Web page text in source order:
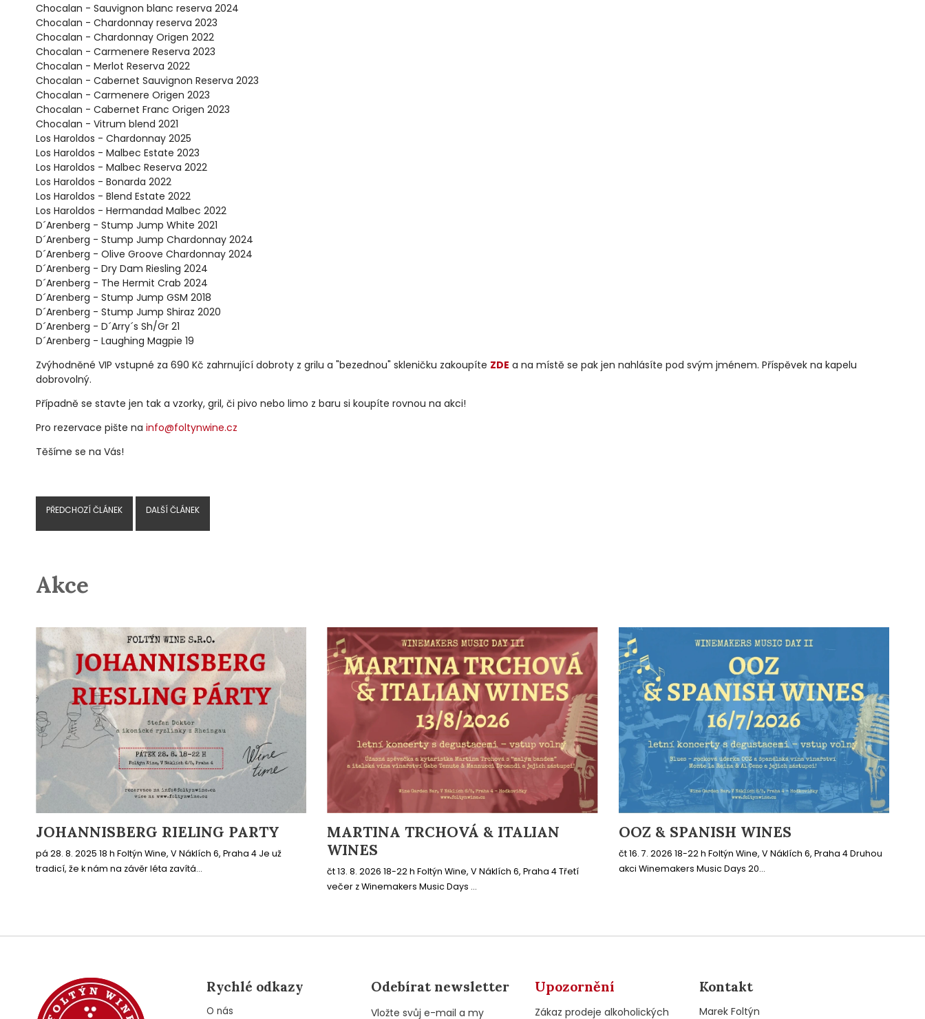
Chocalan - Sauvignon blanc reserva 2024
Chocalan - Chardonnay reserva 2023
Chocalan - Chardonnay Origen 2022
Chocalan - Carmenere Reserva 2023
Chocalan - Merlot Reserva 2022
Chocalan - Cabernet Sauvignon Reserva 2023
Chocalan - Carmenere Origen 2023
Chocalan - Cabernet Franc Origen 2023
Chocalan - Vitrum blend 2021
Los Haroldos - Chardonnay 2025
Los Haroldos - Malbec Estate 2023
Los Haroldos - Malbec Reserva 2022
Los Haroldos - Bonarda 2022
Los Haroldos - Blend Estate 2022
Los Haroldos - Hermandad Malbec 2022
D´Arenberg - Stump Jump White 2021
D´Arenberg - Stump Jump Chardonnay 2024
D´Arenberg - Olive Groove Chardonnay 2024
D´Arenberg - Dry Dam Riesling 2024
D´Arenberg - The Hermit Crab 2024
D´Arenberg - Stump Jump GSM 2018
D´Arenberg - Stump Jump Shiraz 2020
D´Arenberg - D´Arry´s Sh/Gr 21
D´Arenberg - Laughing Magpie 19
Zvýhodněné VIP vstupné za 690 Kč zahrnující dobroty z grilu a "bezednou" skleničku zakoupíte ZDE a na místě se pak jen nahlásíte pod svým jménem. Příspěvek na kapelu
dobrovolný.
Případně se stavte jen tak a vzorky, gril, či pivo nebo limo z baru si koupíte rovnou na akci!
Pro rezervace pište na info@foltynwine.cz
Těšíme se na Vás!
PŘEDCHOZÍ ČLÁNEK DALŠÍ ČLÁNEK
Akce
JOHANNISBERG RIELING PARTY
pá 28. 8. 2025 18 h Foltýn Wine, V Náklích 6, Praha 4 Je už
tradicí, že k nám na závěr léta zavítá...
MARTINA TRCHOVÁ & ITALIAN
WINES
čt 13. 8. 2026 18-22 h Foltýn Wine, V Náklích 6, Praha 4 Třetí
večer z Winemakers Music Days ...
OOZ & SPANISH WINES
čt 16. 7. 2026 18-22 h Foltýn Wine, V Náklích 6, Praha 4 Druhou
akci Winemakers Music Days 20...
Rychlé odkazy
O nás
Odebírat newsletter
Vložte svůj e-mail a my
Upozornění
Zákaz prodeje alkoholických
Kontakt
Marek Foltýn